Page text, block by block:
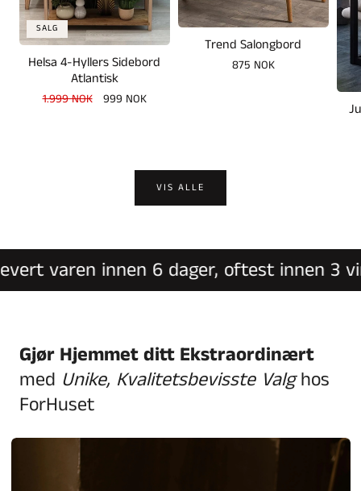
SALG
Helsa 4-Hyllers Sidebord
Atlantisk
Vanlig
1.999 NOK Salgspris
999 NOK
Trend Salongbord
Vanlig
875 NOK
VIS ALLE
innen 6 dager, oftest innen 3
Gjør Hjemmet ditt Ekstraordinært
med Unike, Kvalitetsbevisste Valghos
ForHuset